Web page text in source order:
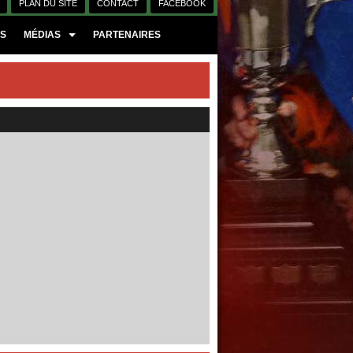
FACEBOOK
CONTACT
PLAN DU SITE
MÉDIAS PARTENAIRES